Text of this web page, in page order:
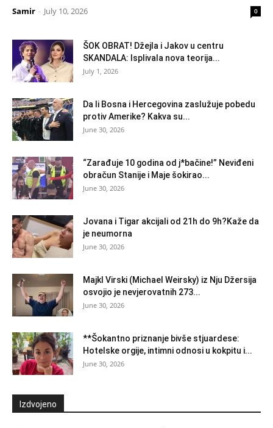
Samir - July 10, 2026 0
ŠOK OBRAT! Džejla i Jakov u centru
SKANDALA: Isplivala nova teorija...
July 1, 2026
Da li Bosna i Hercegovina zaslužuje pobedu
protiv Amerike? Kakva su...
June 30, 2026
“Zarađuje 10 godina od j*bačine!” Neviđeni
obračun Stanije i Maje šokirao...
June 30, 2026
Jovana i Tigar akcijali od 21h do 9h?Kaže da
je neumorna
June 30, 2026
Majkl Virski (Michael Weirsky) iz Nju Džersija
osvojio je nevjerovatnih 273...
June 30, 2026
**Šokantno priznanje bivše stjuardese:
Hotelske orgije, intimni odnosi u kokpitu i...
June 30, 2026
Izdvojeno